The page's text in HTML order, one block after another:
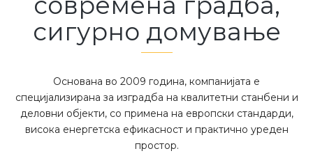
сигурно домување
Основана во 2009 година, компанијата е
специјализирана за изградба на квалитетни станбени и
деловни објекти, со примена на европски стандарди,
висока енергетска ефикасност и практично уреден
простор.